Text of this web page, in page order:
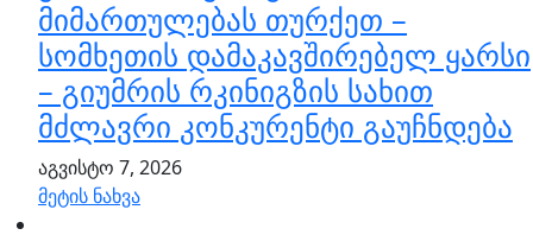
მიმართულებას თურქეთ –
სომხეთის დამაკავშირებელ ყარსი
– გიუმრის რკინიგზის სახით
მძლავრი კონკურენტი გაუჩნდება
აგვისტო 7, 2026
მეტის ნახვა